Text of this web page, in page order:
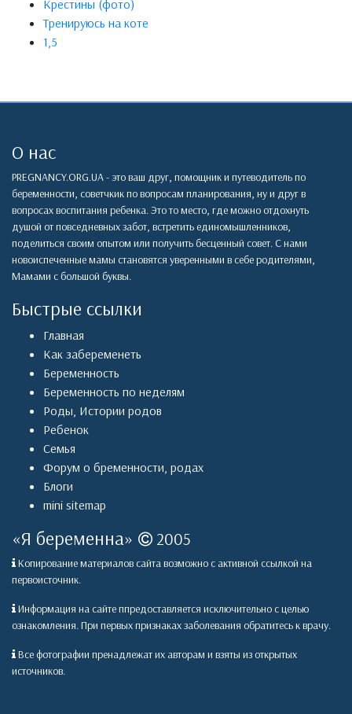
Крестины (фото)
Тренируюсь на коте
1,5
О нас
PREGNANCY.ORG.UA - это ваш друг, помощник и путеводитель по
беременности, советчкик по вопросам планирования, ну и друг в
вопросах воспитания ребенка. Это то место, где можно отдохнуть
душой от повседневных забот, встретить единомышленников,
поделиться своим опытом или получить бесценный совет. С нами
новоиспеченные мамы становятся уверенными в себе родителями,
Мамами с большой буквы.
Быстрые ссылки
Главная
Как забеременеть
Беременность
Беременность по неделям
Роды, Истории родов
Ребенок
Семья
Форум о бременности, родах
Блоги
mini sitemap
«Я беременна» 2005
Копирование материалов сайта возможно с активной ссылкой на
первоисточник.
Информация на сайте ппредоставляется исключительно с целью
ознакомления. При первых признаках заболевания обратитесь к врачу.
Все фотографии пренадлежат их авторам и взяты из открытых
источников.